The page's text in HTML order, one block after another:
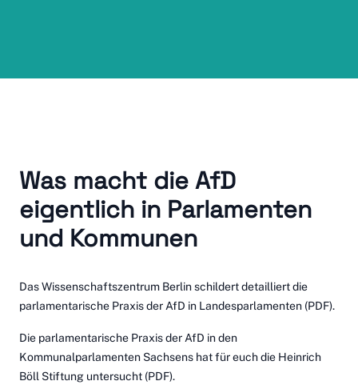
Was macht die AfD
eigentlich in Parlamenten
und Kommunen
Das Wissenschaftszentrum Berlin schildert detailliert die
parlamentarische Praxis der AfD in Landesparlamenten (PDF).
Die parlamentarische Praxis der AfD in den
Kommunalparlamenten Sachsens hat für euchdie Heinrich
Böll Stiftung untersucht (PDF).